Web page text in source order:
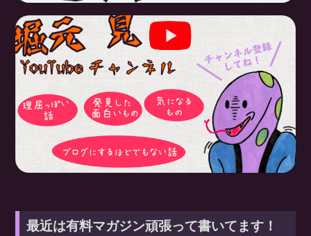
最近は有料マガジン頑張って書いてます！